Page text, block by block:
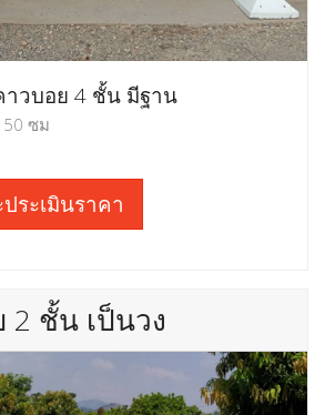
าวบอย 4 ชั้น มีฐาน
ซม
ระเมินราคา
2 ชั้น เป็นวง